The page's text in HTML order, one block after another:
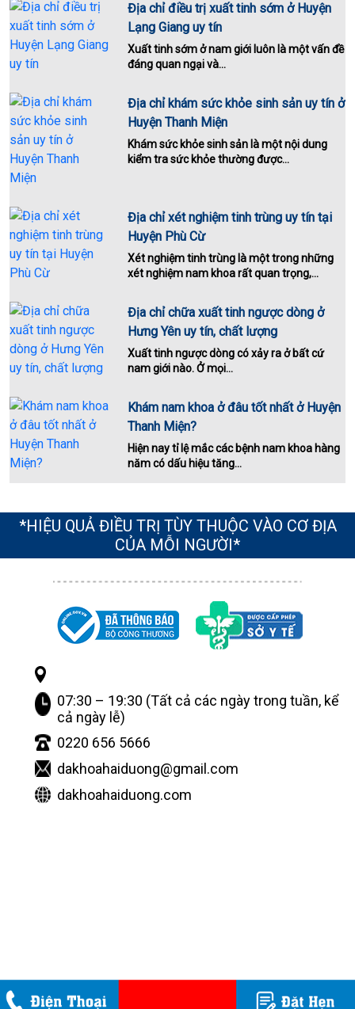
Địa chỉ điều trị xuất tinh sớm ở Huyện
Lạng Giang uy tín
Xuất tinh sớm ở nam giới luôn là một vấn đề
đáng quan ngại và...
Địa chỉ khám sức khỏe sinh sản uy tín ở
Huyện Thanh Miện
Khám sức khỏe sinh sản là một nội dung
kiểm tra sức khỏe thường được...
Địa chỉ xét nghiệm tinh trùng uy tín tại
Huyện Phù Cừ
Xét nghiệm tinh trùng là một trong những
xét nghiệm nam khoa rất quan trọng,...
Địa chỉ chữa xuất tinh ngược dòng ở
Hưng Yên uy tín, chất lượng
Xuất tinh ngược dòng có xảy ra ở bất cứ
nam giới nào. Ở mọi...
Khám nam khoa ở đâu tốt nhất ở Huyện
Thanh Miện?
Hiện nay tỉ lệ mắc các bệnh nam khoa hàng
năm có dấu hiệu tăng...
*HIỆU QUẢ ĐIỀU TRỊ TÙY THUỘC VÀO CƠ ĐỊA
CỦA MỖI NGƯỜI*
07:30 – 19:30 (Tất cả các ngày trong tuần, kể
cả ngày lễ)
0220 656 5666
dakhoahaiduong@gmail.com
dakhoahaiduong.com